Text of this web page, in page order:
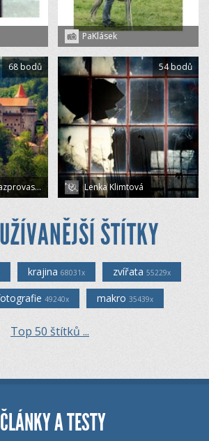
PaKlásek
68 bodů
Lenka Klimtová
54 bodů
ŠTÍTKY
krajina 68031x zvířata 55229x
49240x makro 35439x
Top 50 štítků ...
ČLÁNKY A TESTY